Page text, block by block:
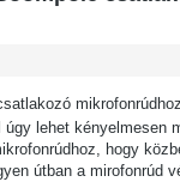
lehet kényelmesen
hogy
útban a mirofonrúd